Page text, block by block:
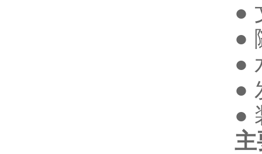
●
●
●
●
●
主